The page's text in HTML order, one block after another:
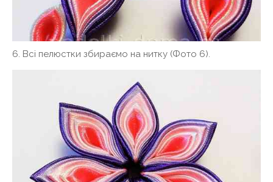
6. Всі пелюстки збираємо на нитку (Фото 6).